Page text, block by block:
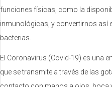
funciones físicas, como la
inmunológicas, y convertirnos así
bacterias.
El Coronavirus (Covid-19) es una
que se transmite a través de las